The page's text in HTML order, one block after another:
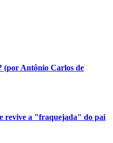
(por Antônio Carlos de
revive a "fraquejada" do pai